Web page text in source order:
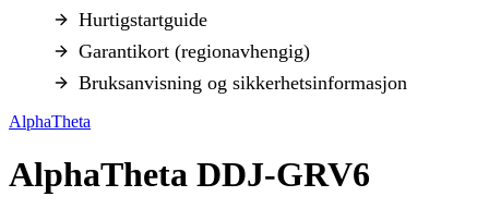
Hurtigstartguide
Garantikort (regionavhengig)
Bruksanvisning og sikkerhetsinformasjon
AlphaTheta
AlphaTheta DDJ-GRV6